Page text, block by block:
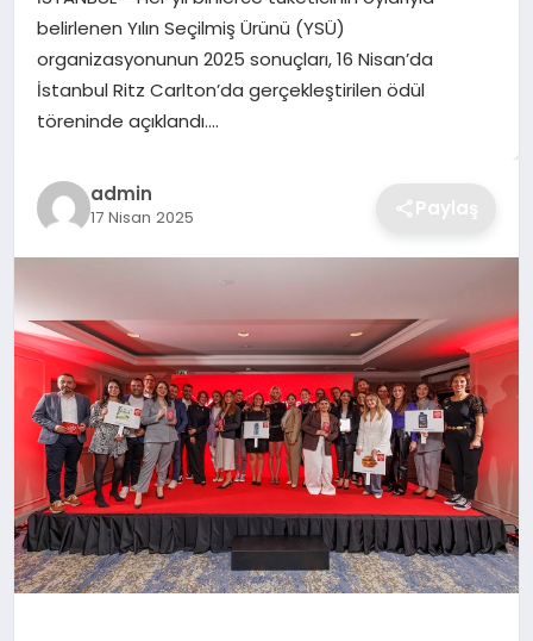
YAŞAM
GÜNDEM
belirlenen Yılın Seçilmiş Ürünü (YSÜ)
organizasyonunun 2025 sonuçları, 16 Nisan’da
İstanbul Ritz Carlton’da gerçekleştirilen ödül
töreninde açıklandı….
admin
17 Nisan 2025 Paylaş